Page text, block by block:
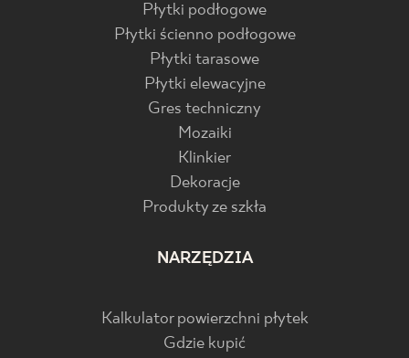
Płytki podłogowe
Płytki ścienno podłogowe
Płytki tarasowe
Płytki elewacyjne
Gres techniczny
Mozaiki
Klinkier
Dekoracje
Produkty ze szkła
NARZĘDZIA
Kalkulator powierzchni płytek
Gdzie kupić